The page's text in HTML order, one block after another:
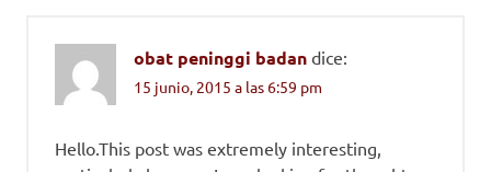
obat peninggi badan dice:
15 junio, 2015 a las 6:59 pm
Hello.This post was extremely interesting,